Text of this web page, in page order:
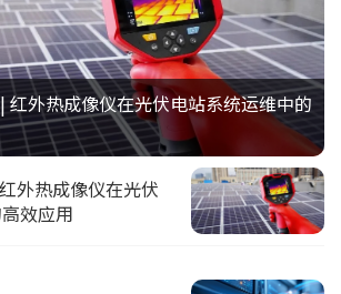
红外热成像仪在光伏电站系统运维中的
外热成像仪在光伏
效应用